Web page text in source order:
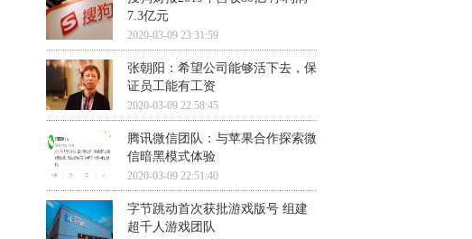
7.3亿元
2020-03-09 23:31:59
张朝阳：希望公司能够活下去，保
证员工能有工资
2020-03-09 22:58:45
腾讯微信团队：与苹果合作探索微
信暗黑模式体验
2020-03-09 22:51:40
字节跳动首次获批游戏版号 组建
超千人游戏团队